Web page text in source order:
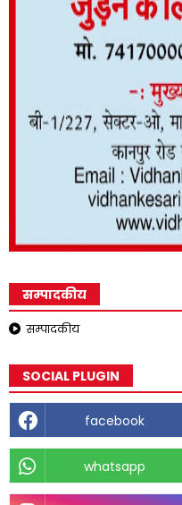
सम्पादकीय
सम्पादकीय
SOCIAL PLUGIN
facebook
whatsapp